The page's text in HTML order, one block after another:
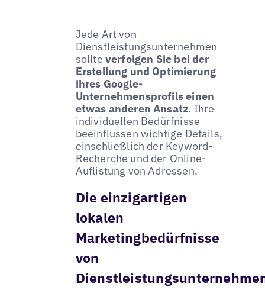
Jede Art von
Dienstleistungsunternehmen
sollte verfolgen Sie bei der
Erstellung und Optimierung
ihres Google-
Unternehmensprofils einen
etwas anderen Ansatz. Ihre
individuellen Bedürfnisse
beeinflussen wichtige Details,
einschließlich der Keyword-
Recherche und der Online-
Auflistung von Adressen.
Die einzigartigen
lokalen
Marketingbedürfnisse
von